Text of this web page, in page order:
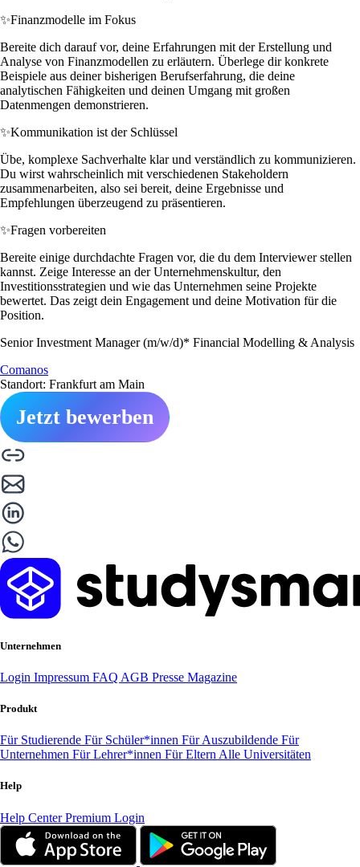
✨Finanzmodelle im Fokus
Bereite dich darauf vor, deine Erfahrungen mit der Erstellung und
Analyse von Finanzmodellen zu erläutern. Überlege dir konkrete
Beispiele aus deiner bisherigen Berufserfahrung, die deine
analytischen Fähigkeiten und deinen Umgang mit großen
Datenmengen demonstrieren.
✨Kommunikation ist der Schlüssel
Übe, komplexe Sachverhalte klar und verständlich zu kommunizieren.
Du wirst wahrscheinlich mit verschiedenen Stakeholdern
zusammenarbeiten, also sei bereit, deine Ergebnisse und
Empfehlungen überzeugend zu präsentieren.
✨Fragen vorbereiten
Bereite einige durchdachte Fragen vor, die du dem Interviewer stellen
kannst. Zeige Interesse an der Unternehmenskultur, den
Investitionsstrategien und wie das Unternehmen seine Projekte
bewertet. Das zeigt dein Engagement und deine Motivation für die
Position.
Senior Investment Manager (m/w/d)* Financial Modelling & Analysis
Comanos
Standort: Frankfurt am Main
Jetzt bewerben
Unternehmen
Login Impressum FAQ AGB Presse Magazine
Produkt
Für Studierende Für Schüler*innen Für Auszubildende Für
Unternehmen Für Lehrer*innen Für Eltern Alle Universitäten
Help
Help CenterPremium Login